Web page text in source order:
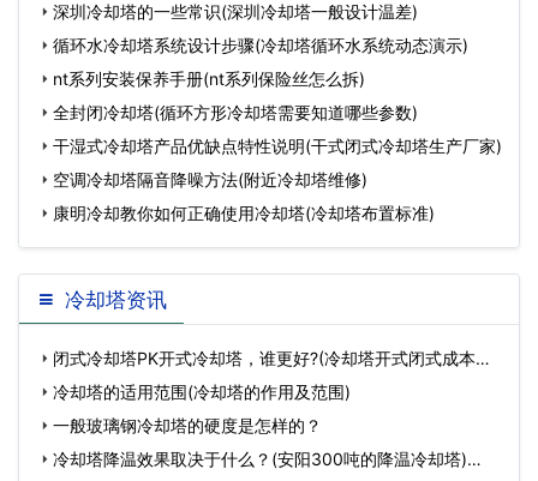
深圳冷却塔的一些常识(深圳冷却塔一般设计温差)
循环水冷却塔系统设计步骤(冷却塔循环水系统动态演示)
nt系列安装保养手册(nt系列保险丝怎么拆)
全封闭冷却塔(循环方形冷却塔需要知道哪些参数)
干湿式冷却塔产品优缺点特性说明(干式闭式冷却塔生产厂家)
空调冷却塔隔音降噪方法(附近冷却塔维修)
康明冷却教你如何正确使用冷却塔(冷却塔布置标准)
冷却塔资讯
闭式冷却塔PK开式冷却塔，谁更好?(冷却塔开式闭式成本对
比)…
冷却塔的适用范围(冷却塔的作用及范围)
一般玻璃钢冷却塔的硬度是怎样的？
冷却塔降温效果取决于什么？(安阳300吨的降温冷却塔)…